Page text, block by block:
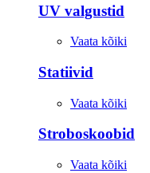
UV valgustid
Vaata kõiki
Statiivid
Vaata kõiki
Stroboskoobid
Vaata kõiki